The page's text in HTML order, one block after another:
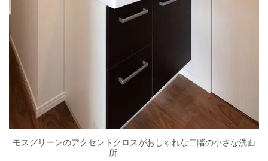
モスグリーンのアクセントクロスがおしゃれな二階の小さな洗面
所